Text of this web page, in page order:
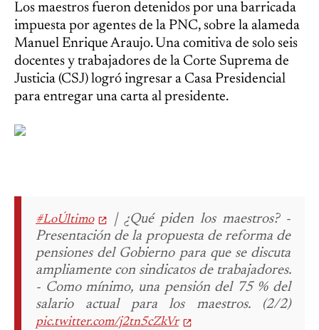
Los maestros fueron detenidos por una barricada
impuesta por agentes de la PNC, sobre la alameda
Manuel Enrique Araujo. Una comitiva de solo seis
docentes y trabajadores de la Corte Suprema de
Justicia (CSJ) logró ingresar a Casa Presidencial
para entregar una carta al presidente.
#LoÚltimo | ¿Qué piden los maestros? -
Presentación de la propuesta de reforma de
pensiones del Gobierno para que se discuta
ampliamente con sindicatos de trabajadores.
- Como mínimo, una pensión del 75 % del
salario actual para los maestros. (2/2)
pic.twitter.com/j2tn5cZkVr